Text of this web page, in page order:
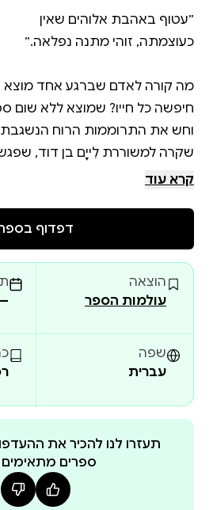
מה קורה לאדם שברגע אחד
חיפשה כל חייו? שמוצא ללא שום
וחש את התרוממות הרוח
שקרה למשוררת לִייָם בן דוד,
״המילה״ במסגרת לימודיה
גילוי זה המסע הוא הספר ״עלה
שירים המפליאים לנסח את
את עוגני הדרך הרוחנית, ואת
ולשהות באורו המנחם והמיטיב.
אהבה – אהבת אלוהים ואהבת
הקוראים מתוודעים לעוצמת הרוח
האהבה והאושר, ולהזמנה
בו חלק.
קרא עוד
דפדוף
הוצאה
עולמות הספר
שפה
עברית
תעזרו לנו להכיר את
ספרים מתאימים